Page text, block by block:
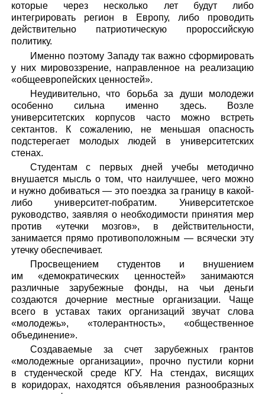
которые через несколько лет будут либо
интегрировать регион в Европу, либо проводить
действительно патриотическую пророссийскую
политику.
Именно поэтому Западу так важно сформировать
у них мировоззрение, направленное на реализацию
«общеевропейских ценностей».
Неудивительно, что борьба за души молодежи
особенно сильна именно здесь. Возле
университетских корпусов часто можно встреть
сектантов. К сожалению, не меньшая опасность
подстерегает молодых людей в университетских
стенах.
Студентам с первых дней учебы методично
внушается мысль о том, что наилучшее, чего можно
и нужно добиваться — это поездка за границу в какой-
либо университет-побратим. Университетское
руководство, заявляя о необходимости принятия мер
против «утечки мозгов», в действительности,
занимается прямо противоположным — всячески эту
утечку обеспечивает.
Просвещением студентов и внушением
им «демократических ценностей» занимаются
различные зарубежные фонды, на чьи деньги
создаются дочерние местные организации. Чаще
всего в уставах таких организаций звучат слова
«молодежь», «толерантность», «общественное
объединение».
Создаваемые за счет зарубежных грантов
«молодежные организации», прочно пустили корни
в студенческой среде КГУ. На стендах, висящих
в коридорах, находятся объявления разнообразных